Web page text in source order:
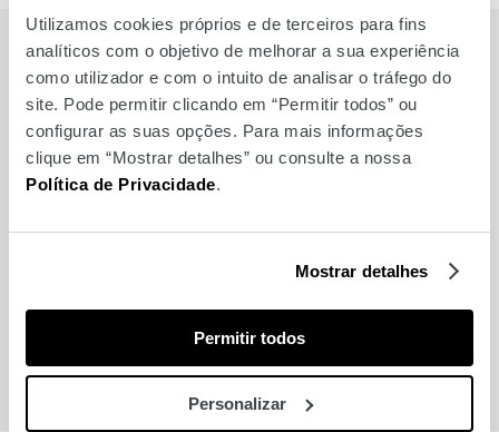
Utilizamos cookies próprios e de terceiros para fins
analíticos com o objetivo de melhorar a sua experiência
como utilizador e com o intuito de analisar o tráfego do
site. Pode permitir clicando em “Permitir todos” ou
configurar as suas opções. Para mais informações
clique em “Mostrar detalhes” ou consulte a nossa
Política de Privacidade.
Mostrar detalhes
Permitir todos
Personalizar
MARCAS
Também para si
Happy Faces